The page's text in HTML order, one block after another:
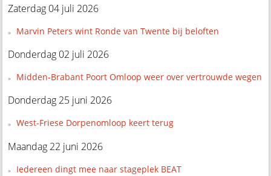
Zaterdag 04 juli 2026
Marvin Peters wint Ronde van Twente bij beloften
Donderdag 02 juli 2026
Midden-Brabant Poort Omloop weer over vertrouwde wegen
Donderdag 25 juni 2026
West-Friese Dorpenomloop keert terug
Maandag 22 juni 2026
Iedereen dingt mee naar stageplek BEAT